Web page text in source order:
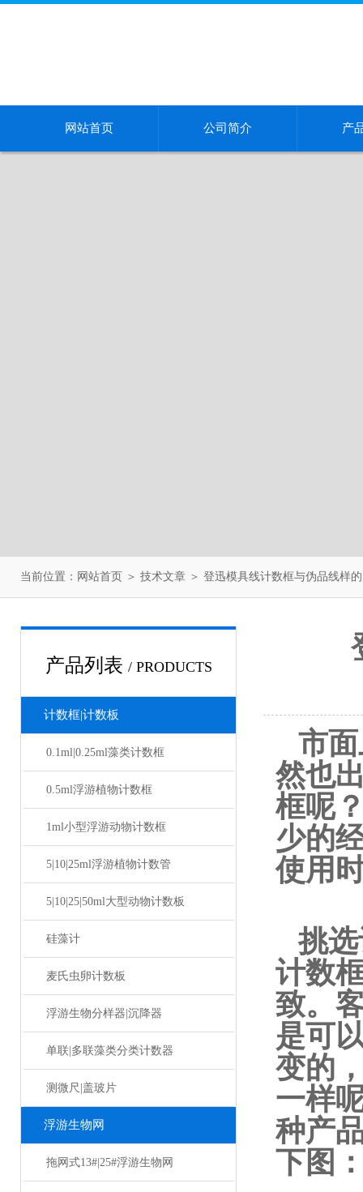
网站首页 公司简介 产
当前位置： 网站首页 ＞ 技术文章 ＞ 登迅模具线计数框与伪品线样
产品列表 / PRODUCTS
计数框|计数板
0.1ml|0.25ml藻类计数框
0.5ml浮游植物计数框
1ml小型浮游动物计数框
5|10|25ml浮游植物计数管
5|10|25|50ml大型动物计数板
硅藻计
麦氏虫卵计数板
浮游生物分样器|沉降器
单联|多联藻类分类计数器
测微尺|盖玻片
浮游生物网
拖网式13#|25#浮游生物网
市
然也
框呢
少的
使用
挑
计数
致。
是可
变的
一样
种产
下图